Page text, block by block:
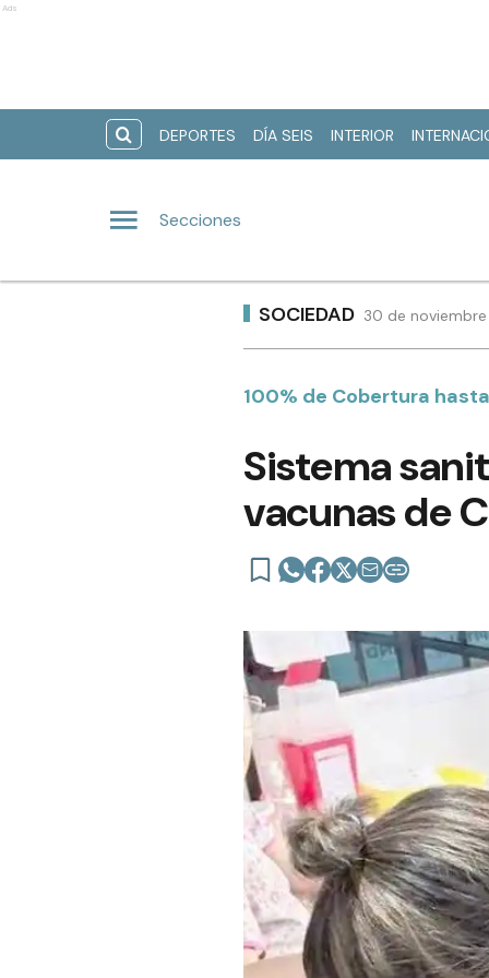
Ads
DEPORTES DÍA SEIS INTERIOR
Secciones
SOCIEDAD 30 de
100% de Cobertura
Sistema
vacunas de